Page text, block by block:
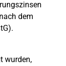
dem
wurden,